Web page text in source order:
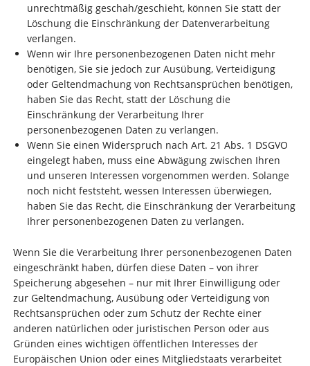
unrechtmäßig geschah/geschieht, können Sie statt der
Löschung die Einschränkung der Datenverarbeitung
verlangen.
Wenn wir Ihre personenbezogenen Daten nicht mehr
benötigen, Sie sie jedoch zur Ausübung, Verteidigung
oder Geltendmachung von Rechtsansprüchen benötigen,
haben Sie das Recht, statt der Löschung die
Einschränkung der Verarbeitung Ihrer
personenbezogenen Daten zu verlangen.
Wenn Sie einen Widerspruch nach Art. 21 Abs. 1 DSGVO
eingelegt haben, muss eine Abwägung zwischen Ihren
und unseren Interessen vorgenommen werden. Solange
noch nicht feststeht, wessen Interessen überwiegen,
haben Sie das Recht, die Einschränkung der Verarbeitung
Ihrer personenbezogenen Daten zu verlangen.
Wenn Sie die Verarbeitung Ihrer personenbezogenen Daten
eingeschränkt haben, dürfen diese Daten – von ihrer
Speicherung abgesehen – nur mit Ihrer Einwilligung oder
zur Geltendmachung, Ausübung oder Verteidigung von
Rechtsansprüchen oder zum Schutz der Rechte einer
anderen natürlichen oder juristischen Person oder aus
Gründen eines wichtigen öffentlichen Interesses der
Europäischen Union oder eines Mitgliedstaats verarbeitet